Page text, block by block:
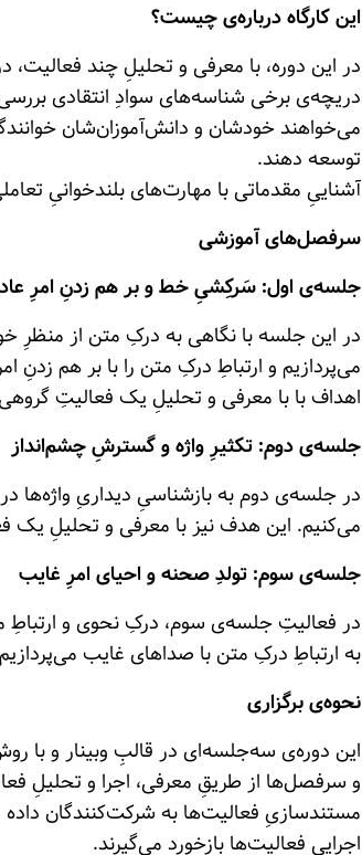
این کارگاه درباره‌ی چیست؟
در این دوره، با معرفی و تحلیلِ چند
دریچه‌ی برخی شناسه‌های سوادِ انتقادی
می‌خواهند خودشان و دانش‌آموزان‌شان
توسعه دهند.
آشناییِ مقدماتی با مهارت‌های بلندخوانیِ
سرفصل‌های آموزشی
جلسه‌ی اول: سَرکِشیِ خط‌ و بر هم زدنِ امرِ
در این جلسه‌ با نگاهی به درکِ متن از منظرِ
می‌پردازیم و ارتباطِ درکِ متن را با بر هم
اهداف با با معرفی و تحلیلِ یک فعالیتِ
جلسه‌ی دوم: تکثیرِ واژه و گسترشِ چشم‌انداز
در جلسه‌ی دوم به بازشناسیِ دیداریِ واژه‌ها
می‌کنیم. این هدف نیز با معرفی و تحلیلِ
جلسه‌ی سوم: تولدِ صحنه و احیای امرِ غایب
در فعالیتِ جلسه‌ی سوم، درکِ نحوی و ارتباطِ
به ارتباطِ درکِ متن با صداهای غایب
نحوه‌ی برگزاری
این دوره‌ی سه‌جلسه‌ای در قالبِ وبینار و
و سرفصل‌ها‌ از طریقِ معرفی، اجرا و تحلیلِ
مستندسازیِ فعالیت‌ها به شرکت‌کنندگان
اجراییِ فعالیت‌ها بازخورد می‌گیرند.